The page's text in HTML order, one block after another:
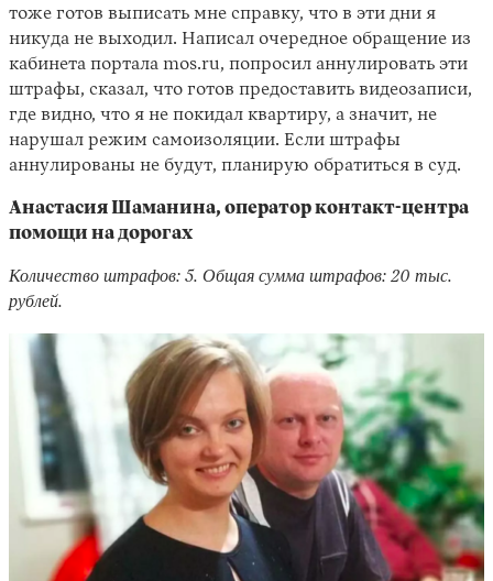
тоже готов выписать мне справку, что в эти дни я
никуда не выходил. Написал очередное обращение из
кабинета портала mos.ru, попросил аннулировать эти
штрафы, сказал, что готов предоставить видеозаписи,
где видно, что я не покидал квартиру, а значит, не
нарушал режим самоизоляции. Если штрафы
аннулированы не будут, планирую обратиться в суд.
Анастасия Шаманина, оператор контакт-центра
помощи на дорогах
Количество штрафов: 5. Общая сумма штрафов: 20 тыс.
рублей.